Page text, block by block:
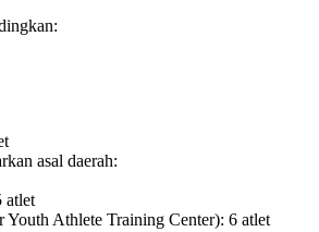
asal daerah:
atlet
Youth Athlete Training Center): 6 atlet